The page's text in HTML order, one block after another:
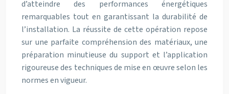
d’atteindre des performances énergétiques
remarquables tout en garantissant la durabilité de
l’installation. La réussite de cette opération repose
sur une parfaite compréhension des matériaux, une
préparation minutieuse du support et l’application
rigoureuse des techniques de mise en œuvre selon les
normes en vigueur.